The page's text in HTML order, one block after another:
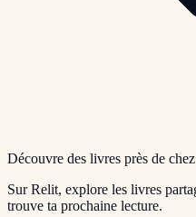
Découvre des livres près de
Sur Relit, explore les livres
trouve ta prochaine lecture.